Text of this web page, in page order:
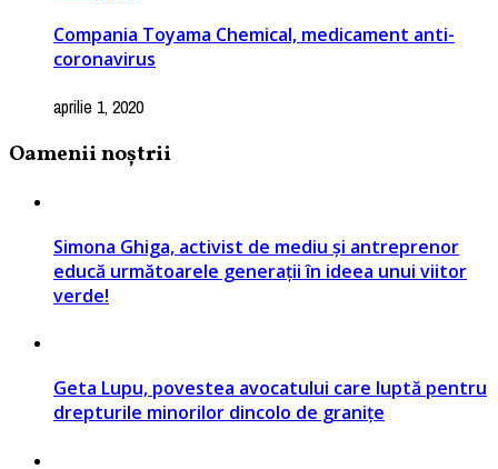
Compania Toyama Chemical, medicament anti-
coronavirus
aprilie 1, 2020
Oamenii noștrii
Simona Ghiga, activist de mediu și antreprenor
educă următoarele generații în ideea unui viitor
verde!
Geta Lupu, povestea avocatului care luptă pentru
drepturile minorilor dincolo de granițe